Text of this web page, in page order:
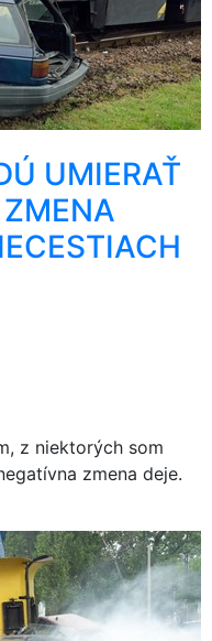
UMIERAŤ
z niektorých som
zmena deje.